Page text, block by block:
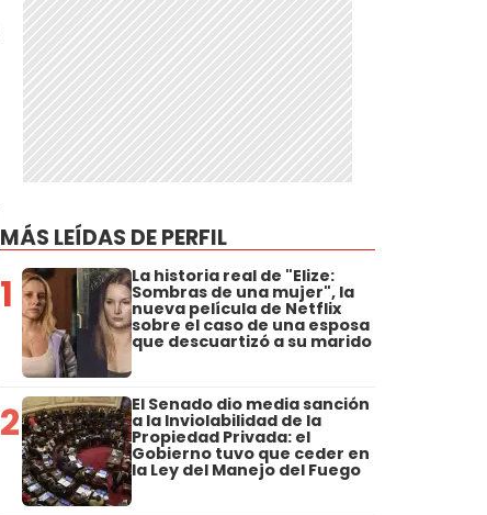
MÁS LEÍDAS DE PERFIL
1 La historia real de "Elize:
Sombras de una mujer", la
nueva película de Netflix
sobre el caso de una esposa
que descuartizó a su marido
2 El Senado dio media sanción
a la Inviolabilidad de la
Propiedad Privada: el
Gobierno tuvo que ceder en
la Ley del Manejo del Fuego